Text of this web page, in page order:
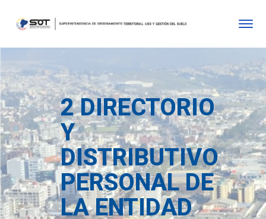
2 DIRECTORIO
Y
DISTRIBUTIVO
PERSONAL DE
LA ENTIDAD